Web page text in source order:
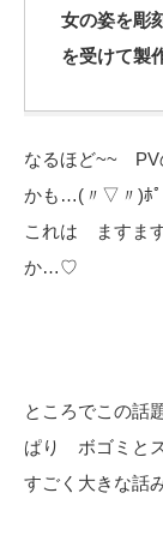
女の姿を彫
を受けて製
なるほど~~ PV
かも…(〃▽〃)ﾎ
これは ますま
か…♡
ところでこの話
ぱり ボゴミと
すごく大きな